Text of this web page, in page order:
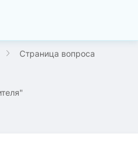
Страница вопроса